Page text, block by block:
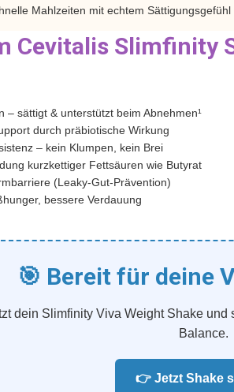
Mahlzeiten mit echtem Sättigungsgefühl
Cevitalis Slimfinity
– sättigt & unterstützt beim Abnehmen¹
durch präbiotische Wirkung
– kein Klumpen, kein Brei
kurzkettiger Fettsäuren wie Butyrat
(Leaky-Gut-Prävention)
bessere Verdauung
🎯 Bereit für deine
dein Slimfinity Viva Weight Shake
Balance.
👉 Jetzt Shake